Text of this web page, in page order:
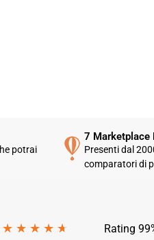
potrai
7 Marketplace
Presenti dal
comparatori di
★ ★ ★ ★ ★ Rating